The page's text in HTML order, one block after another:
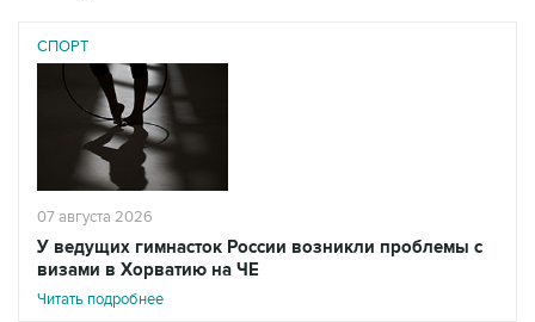
СПОРТ
07 августа 2026
У ведущих гимнасток России возникли проблемы с
визами в Хорватию на ЧЕ
Читать подробнее